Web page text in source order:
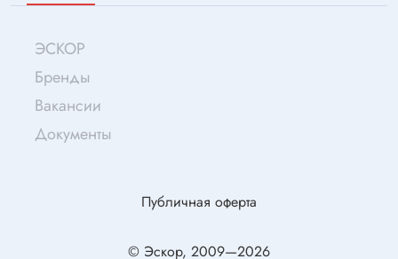
ЭСКОР
Бренды
Вакансии
Документы
© Эскор, 2009—2026
Публичная оферта